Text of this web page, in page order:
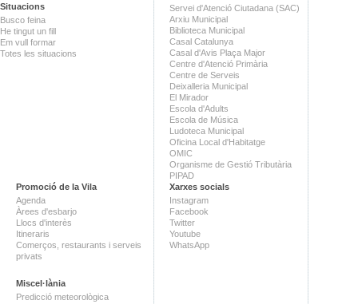
Situacions
Busco feina
He tingut un fill
Em vull formar
Totes les situacions
Servei d'Atenció Ciutadana (SAC)
Arxiu Municipal
Biblioteca Municipal
Casal Catalunya
Casal d'Avis Plaça Major
Centre d'Atenció Primària
Centre de Serveis
Deixalleria Municipal
El Mirador
Escola d'Adults
Escola de Música
Ludoteca Municipal
Oficina Local d'Habitatge
OMIC
Organisme de Gestió Tributària
PIPAD
Promoció de la Vila
Agenda
Àrees d'esbarjo
Llocs d'interès
Itineraris
Comerços, restaurants i serveis
privats
Miscel·lània
Predicció meteorològica
Xarxes socials
Instagram
Facebook
Twitter
Youtube
WhatsApp